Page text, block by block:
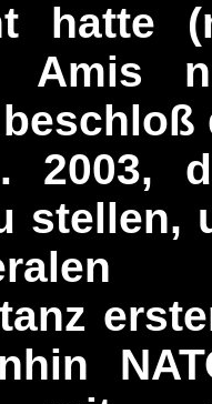
hatte
Amis
2003,
stellen,